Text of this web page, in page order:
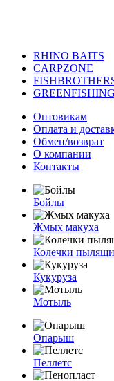
RHINO BAITS
CARPZONE
GREENFISHING
Оптовикам
Оплата и
Обмен/возврат
О компании
Контакты
Бойлы
Жмых макуха
Колечки
Кукуруза
Мотыль
Опарыш
Пеллетс